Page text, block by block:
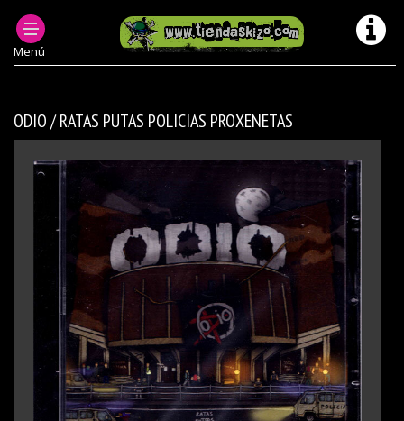
Menú
PRODUCTOS DESCATALOGADOS
MUSICA CD AGOTADOS/ DESCATALOGADOS
ODIO / RATAS PUTAS POLICIAS PROXENETAS